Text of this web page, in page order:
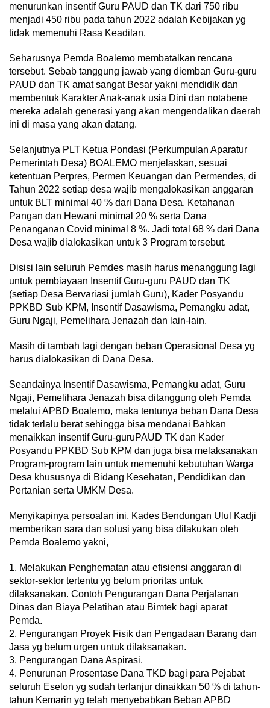
menurunkan insentif Guru PAUD dan TK dari 750 ribu
menjadi 450 ribu pada tahun 2022 adalah Kebijakan yg
tidak memenuhi Rasa Keadilan.
Seharusnya Pemda Boalemo membatalkan rencana
tersebut. Sebab tanggung jawab yang diemban Guru-guru
PAUD dan TK amat sangat Besar yakni mendidik dan
membentuk Karakter Anak-anak usia Dini dan notabene
mereka adalah generasi yang akan mengendalikan daerah
ini di masa yang akan datang.
Selanjutnya PLT Ketua Pondasi (Perkumpulan Aparatur
Pemerintah Desa) BOALEMO menjelaskan, sesuai
ketentuan Perpres, Permen Keuangan dan Permendes, di
Tahun 2022 setiap desa wajib mengalokasikan anggaran
untuk BLT minimal 40 % dari Dana Desa. Ketahanan
Pangan dan Hewani minimal 20 % serta Dana
Penanganan Covid minimal 8 %. Jadi total 68 % dari Dana
Desa wajib dialokasikan untuk 3 Program tersebut.
Disisi lain seluruh Pemdes masih harus menanggung lagi
untuk pembiayaan Insentif Guru-guru PAUD dan TK
(setiap Desa Bervariasi jumlah Guru), Kader Posyandu
PPKBD Sub KPM, Insentif Dasawisma, Pemangku adat,
Guru Ngaji, Pemelihara Jenazah dan lain-lain.
Masih di tambah lagi dengan beban Operasional Desa yg
harus dialokasikan di Dana Desa.
Seandainya Insentif Dasawisma, Pemangku adat, Guru
Ngaji, Pemelihara Jenazah bisa ditanggung oleh Pemda
melalui APBD Boalemo, maka tentunya beban Dana Desa
tidak terlalu berat sehingga bisa mendanai Bahkan
menaikkan insentif Guru-guruPAUD TK dan Kader
Posyandu PPKBD Sub KPM dan juga bisa melaksanakan
Program-program lain untuk memenuhi kebutuhan Warga
Desa khususnya di Bidang Kesehatan, Pendidikan dan
Pertanian serta UMKM Desa.
Menyikapinya persoalan ini, Kades Bendungan Ulul Kadji
memberikan sara dan solusi yang bisa dilakukan oleh
Pemda Boalemo yakni,
1. Melakukan Penghematan atau efisiensi anggaran di
sektor-sektor tertentu yg belum prioritas untuk
dilaksanakan. Contoh Pengurangan Dana Perjalanan
Dinas dan Biaya Pelatihan atau Bimtek bagi aparat
Pemda.
2. Pengurangan Proyek Fisik dan Pengadaan Barang dan
Jasa yg belum urgen untuk dilaksanakan.
3. Pengurangan Dana Aspirasi.
4. Penurunan Prosentase Dana TKD bagi para Pejabat
seluruh Eselon yg sudah terlanjur dinaikkan 50 % di tahun-
tahun Kemarin yg telah menyebabkan Beban APBD